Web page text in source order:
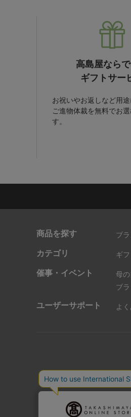
高島屋なら
ギフトサー
お祝いやお返しなど用途
ご進物体裁を無料でお
す。
商品を探す ブ
カテゴリ ギフ
催事・イベント 母の
ブ
ユーザーサポート よ